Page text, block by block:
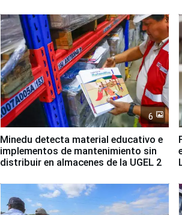
6
Minedu detecta material educativo e
implementos de mantenimiento sin
distribuir en almacenes de la UGEL 2